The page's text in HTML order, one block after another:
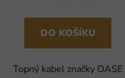
DO KOŠÍKU
Topný kabel značky OASE